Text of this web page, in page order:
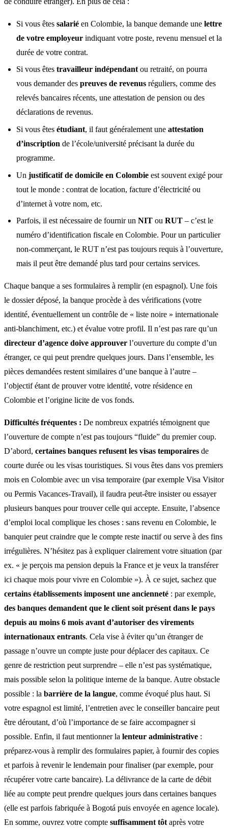
Si vous êtes salarié en Colombie, la banque demande une lettre
de votre employeur indiquant votre poste, revenu mensuel et la
durée de votre contrat.
Si vous êtes travailleur indépendantou retraité, on pourra
vous demander des preuves de revenus réguliers, comme des
relevés bancaires récents, une attestation de pension ou des
déclarations de revenus.
Si vous êtes étudiant, il faut généralement une attestation
d’inscription de l’école/université précisant la durée du
programme.
Un justificatif de domicile en Colombie est souvent exigé pour
tout le monde : contrat de location, facture d’électricité ou
d’internet à votre nom, etc.
Parfois, il est nécessaire de fournir un NIT ou RUT – c’est le
numéro d’identification fiscale en Colombie. Pour un particulier
non-commerçant, le RUT n’est pas toujours requis à l’ouverture,
mais il peut être demandé plus tard pour certains services.
Chaque banque a ses formulaires à remplir (en espagnol). Une fois
le dossier déposé, la banque procède à des vérifications (votre
identité, éventuellement un contrôle de « liste noire » internationale
anti-blanchiment, etc.) et évalue votre profil. Il n’est pas rare qu’un
directeur d’agence doive approuver l’ouverture du compte d’un
étranger, ce qui peut prendre quelques jours. Dans l’ensemble, les
pièces demandées restent similaires d’une banque à l’autre –
l’objectif étant de prouver votre identité, votre résidence en
Colombie et l’origine licite de vos fonds.
Difficultés fréquentes : De nombreux expatriés témoignent que
l’ouverture de compte n’est pas toujours “fluide” du premier coup.
D’abord, certaines banques refusent les visas temporaires de
courte durée ou les visas touristiques. Si vous êtes dans vos premiers
mois en Colombie avec un visa temporaire (par exemple Visa Visitor
ou Permis Vacances-Travail), il faudra peut-être insister ou essayer
plusieurs banques pour trouver celle qui accepte. Ensuite, l’absence
d’emploi local complique les choses : sans revenu en Colombie, le
banquier peut craindre que le compte reste inactif ou serve à des fins
irrégulières. N’hésitez pas à expliquer clairement votre situation (par
ex. « je perçois ma pension depuis la France et je veux la transférer
ici chaque mois pour vivre en Colombie »). À ce sujet, sachez que
certains établissements imposent une ancienneté : par exemple,
des banques demandent que le client soit présent dans le pays
depuis au moins 6 mois avant d’autoriser des virements
internationaux entrants. Cela vise à éviter qu’un étranger de
passage n’ouvre un compte juste pour déplacer des capitaux. Ce
genre de restriction peut surprendre – elle n’est pas systématique,
mais possible selon la politique interne de la banque. Autre obstacle
possible : la barrière de la langue, comme évoqué plus haut. Si
votre espagnol est limité, l’entretien avec le conseiller bancaire peut
être déroutant, d’où l’importance de se faire accompagner si
possible. Enfin, il faut mentionner la lenteur administrative :
préparez-vous à remplir des formulaires papier, à fournir des copies
et parfois à revenir le lendemain pour finaliser (par exemple, pour
récupérer votre carte bancaire). La délivrance de la carte de débit
liée au compte peut prendre quelques jours dans certaines banques
(elle est parfois fabriquée à Bogotá puis envoyée en agence locale).
En somme, ouvrez votre compte suffisamment tôt après votre